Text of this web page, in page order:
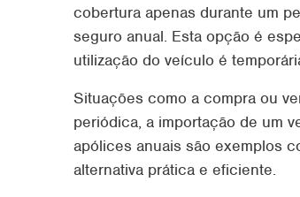
cobertura apenas durante um
seguro anual. Esta opção é
utilização do veículo é
Situações como a compra ou
periódica, a importação de um
apólices anuais são exemplos
alternativa prática e eficiente.